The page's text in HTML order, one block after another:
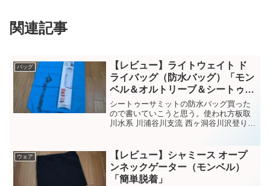
関連記事
バッグ
【レビュー】ライトウェイト ド
ライバッグ（防水バッグ）「モン
ベル＆オルトリーブ＆シートゥー
サミット比較」
シートゥーサミットの防水バッグ買った
ので書いていこうと思う。使われ方板取
川水系 川浦谷川支流 西ヶ洞谷川沢登り
いないと、びしょ濡れになる。。。そん
なかんだで、防水バッグ...
ウェア
【レビュー】シャミース オープ
ンネックゲーター（モンベル）
「簡単脱着」